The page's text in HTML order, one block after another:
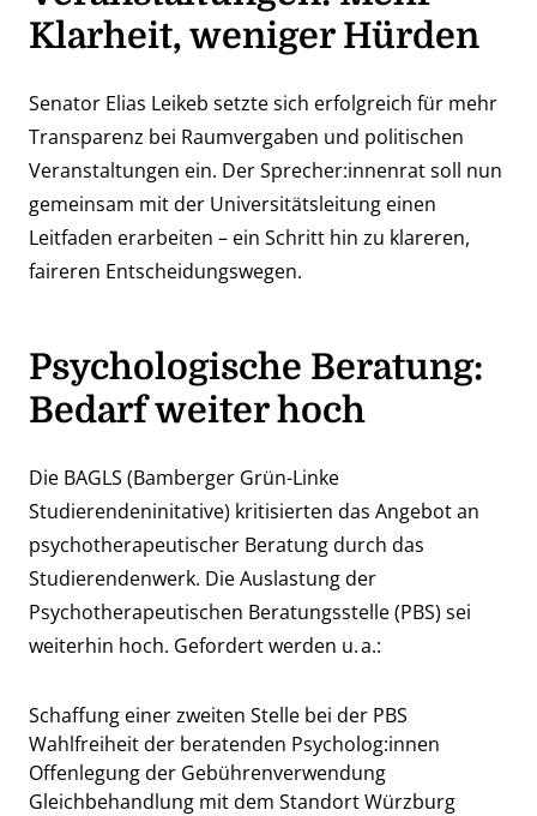
Klarheit, weniger Hürden
Senator Elias Leikeb setzte sich erfolgreich für mehr
Transparenz bei Raumvergaben und politischen
Veranstaltungen ein. Der Sprecher:innenrat soll nun
gemeinsam mit der Universitätsleitung einen
Leitfaden erarbeiten – ein Schritt hin zu klareren,
faireren Entscheidungswegen.
Psychologische Beratung:
Bedarf weiter hoch
Die BAGLS (Bamberger Grün-Linke
Studierendeninitative) kritisierten das Angebot an
psychotherapeutischer Beratung durch das
Studierendenwerk. Die Auslastung der
Psychotherapeutischen Beratungsstelle (PBS) sei
weiterhin hoch. Gefordert werden u. a.:
Schaffung einer zweiten Stelle bei der PBS
Wahlfreiheit der beratenden Psycholog:innen
Offenlegung der Gebührenverwendung
Gleichbehandlung mit dem Standort Würzburg